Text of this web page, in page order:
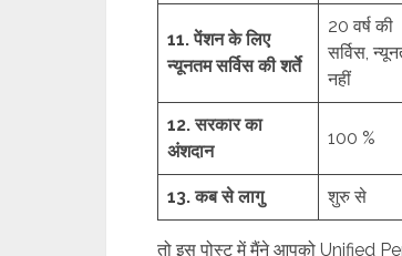
11. पेंशन के लिए
न्यूनतम सर्विस की शर्ते
20 वर्ष की
सर्विस,
नहीं
12. सरकार का
अंशदान
100 %
13. कब से लागु शुरु से
तो इस पोस्ट में मैंने आपको Unified